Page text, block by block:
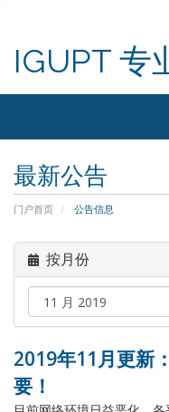
IGUPT 专
最新公告
门户首页 公告信息
按月份
2019年11月更新
要！